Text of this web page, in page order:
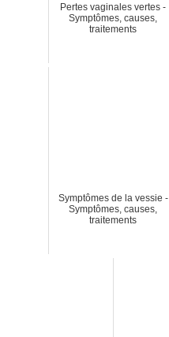
Pertes vaginales vertes -
Symptômes, causes,
traitements
Symptômes de la vessie -
Symptômes, causes,
traitements